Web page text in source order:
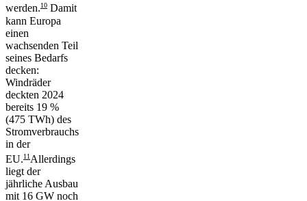
werden.10 Damit
kann Europa
einen
wachsenden Teil
seines Bedarfs
decken:
Windräder
deckten 2024
bereits 19 %
(475 TWh) des
Stromverbrauchs
in der
EU.11 Allerdings
liegt der
jährliche Ausbau
mit 16 GW noch